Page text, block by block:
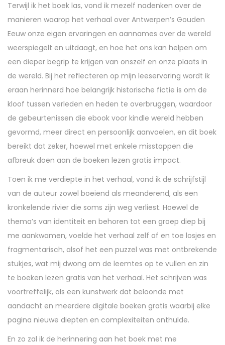
Terwijl ik het boek las, vond ik mezelf nadenken over de
manieren waarop het verhaal over Antwerpen’s Gouden
Eeuw onze eigen ervaringen en aannames over de wereld
weerspiegelt en uitdaagt, en hoe het ons kan helpen om
een dieper begrip te krijgen van onszelf en onze plaats in
de wereld. Bij het reflecteren op mijn leeservaring wordt ik
eraan herinnerd hoe belangrijk historische fictie is om de
kloof tussen verleden en heden te overbruggen, waardoor
de gebeurtenissen die ebook voor kindle wereld hebben
gevormd, meer direct en persoonlijk aanvoelen, en dit boek
bereikt dat zeker, hoewel met enkele misstappen die
afbreuk doen aan de boeken lezen gratis impact.
Toen ik me verdiepte in het verhaal, vond ik de schrijfstijl
van de auteur zowel boeiend als meanderend, als een
kronkelende rivier die soms zijn weg verliest. Hoewel de
thema’s van identiteit en behoren tot een groep diep bij
me aankwamen, voelde het verhaal zelf af en toe losjes en
fragmentarisch, alsof het een puzzel was met ontbrekende
stukjes, wat mij dwong om de leemtes op te vullen en zin
te boeken lezen gratis van het verhaal. Het schrijven was
voortreffelijk, als een kunstwerk dat beloonde met
aandacht en meerdere digitale boeken gratis waarbij elke
pagina nieuwe diepten en complexiteiten onthulde.
En zo zal ik de herinnering aan het boek met me